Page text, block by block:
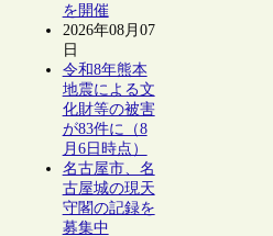
を開催
2026年08月07
日
令和8年熊本
地震による文
化財等の被害
が83件に（8
月6日時点）
名古屋市、名
古屋城の現天
守閣の記録を
募集中